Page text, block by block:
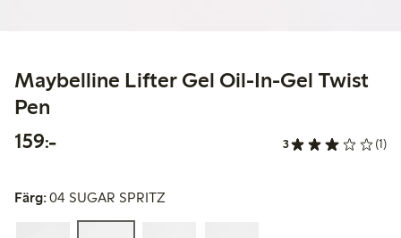
Maybelline Lifter Gel Oil-In-Gel Twist
Pen
159:-159,00 kr 3 (1)
Färg:04 SUGAR SPRITZ